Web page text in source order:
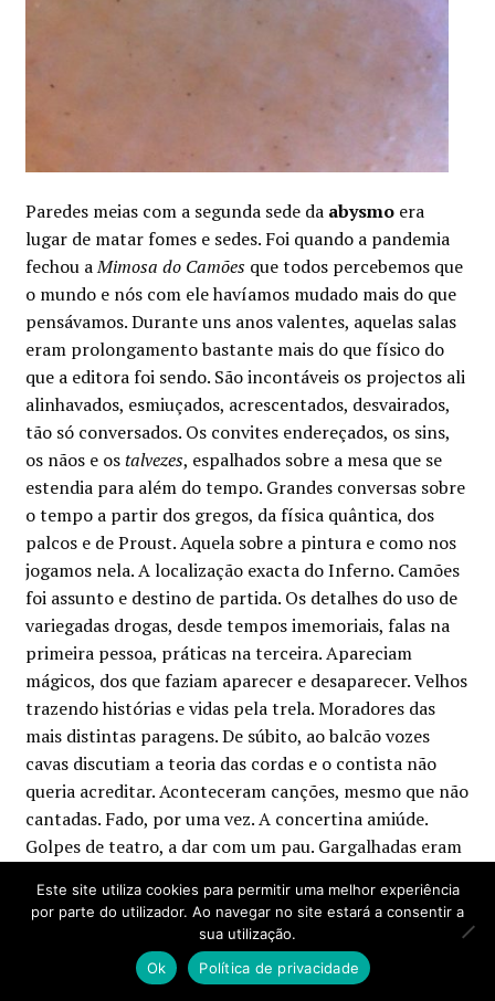
Paredes meias com a segunda sede da abysmo era
lugar de matar fomes e sedes. Foi quando a pandemia
fechou aMimosa do Camões que todos percebemos que
o mundo e nós com ele havíamos mudado mais do que
pensávamos. Durante uns anos valentes, aquelas salas
eram prolongamento bastante mais do que físico do
que a editora foi sendo. São incontáveis os projectos ali
alinhavados, esmiuçados, acrescentados, desvairados,
tão só conversados. Os convites endereçados, os sins,
os nãos e ostalvezes, espalhados sobre a mesa que se
estendia para além do tempo. Grandes conversas sobre
o tempo a partir dos gregos, da física quântica, dos
palcos e de Proust. Aquela sobre a pintura e como nos
jogamos nela. A localização exacta do Inferno. Camões
foi assunto e destino de partida. Os detalhes do uso de
variegadas drogas, desde tempos imemoriais, falas na
primeira pessoa, práticas na terceira. Apareciam
mágicos, dos que faziam aparecer e desaparecer. Velhos
trazendo histórias e vidas pela trela. Moradores das
mais distintas paragens. De súbito, ao balcão vozes
cavas discutiam a teoria das cordas e o contista não
queria acreditar. Aconteceram canções, mesmo que não
cantadas. Fado, por uma vez. A concertina amiúde.
Golpes de teatro, a dar com um pau. Gargalhadas eram
futebol, com jogos dentro. E até jantares. Ou
almoçares, dos que começavam ao meia dia e acabavam
à meia noite, dando nós no tempo. Claro que se
semearam poemas, se cimentaram amizades e outras se
Este site utiliza cookies para permitir uma melhor experiência
por parte do utilizador. Ao navegar no site estará a consentir a
sua utilização.
Ok
Política de privacidade